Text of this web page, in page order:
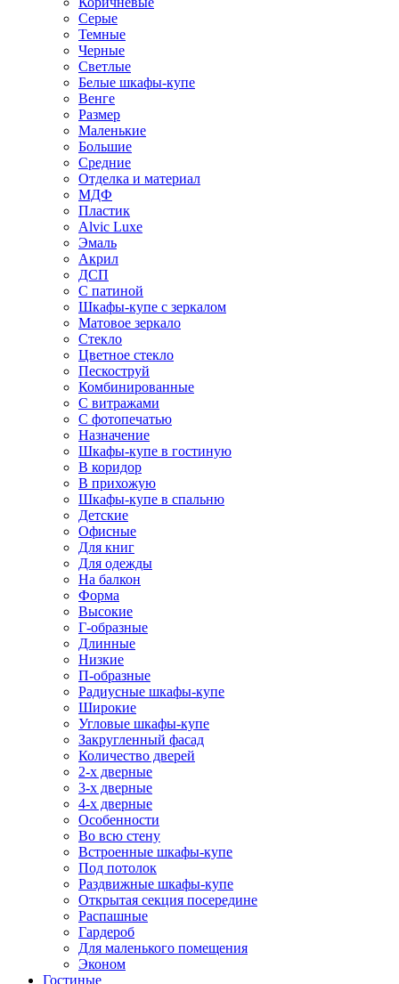
Серые
Темные
Черные
Светлые
Белые шкафы-купе
Венге
Размер
Маленькие
Большие
Средние
Отделка и материал
МДФ
Пластик
Alvic Luxe
Эмаль
Акрил
ДСП
С патиной
Шкафы-купе с зеркалом
Матовое зеркало
Стекло
Цветное стекло
Пескоструй
Комбинированные
С витражами
С фотопечатью
Назначение
Шкафы-купе в гостиную
В коридор
В прихожую
Шкафы-купе в спальню
Детские
Офисные
Для книг
Для одежды
На балкон
Форма
Высокие
Г-образные
Длинные
Низкие
П-образные
Радиусные шкафы-купе
Широкие
Угловые шкафы-купе
Закругленный фасад
Количество дверей
2-х дверные
3-х дверные
4-х дверные
Особенности
Во всю стену
Встроенные шкафы-купе
Под потолок
Раздвижные шкафы-купе
Открытая секция посередине
Распашные
Гардероб
Для маленького помещения
Эконом
Гостиные